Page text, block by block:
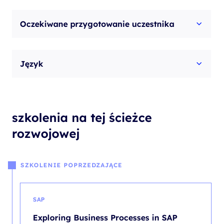
Oczekiwane przygotowanie uczestnika
Język
szkolenia na tej ścieżce
rozwojowej
SZKOLENIE POPRZEDZAJĄCE
SAP
Exploring Business Processes in SAP